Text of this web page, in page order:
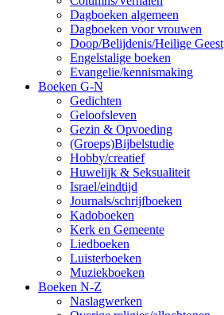
Dagboeken algemeen
Dagboeken voor vrouwen
Doop/Belijdenis/Heilige Geest
Engelstalige boeken
Evangelie/kennismaking
Boeken G-N
Gedichten
Geloofsleven
Gezin & Opvoeding
(Groeps)Bijbelstudie
Hobby/creatief
Huwelijk & Seksualiteit
Israel/eindtijd
Journals/schrijfboeken
Kadoboeken
Kerk en Gemeente
Liedboeken
Luisterboeken
Muziekboeken
Boeken N-Z
Naslagwerken